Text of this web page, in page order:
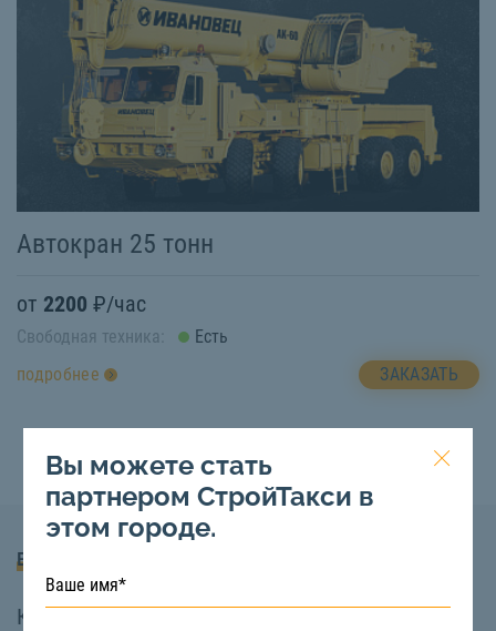
Автокран 25 тонн
от 2200 ₽/час
Свободная техника:
Есть
подробнее
ЗАКАЗАТЬ
Вопросы и Ответы
Какие услуги вы предоставляете?
Вы можете стать
партнером СтройТакси в
этом городе.